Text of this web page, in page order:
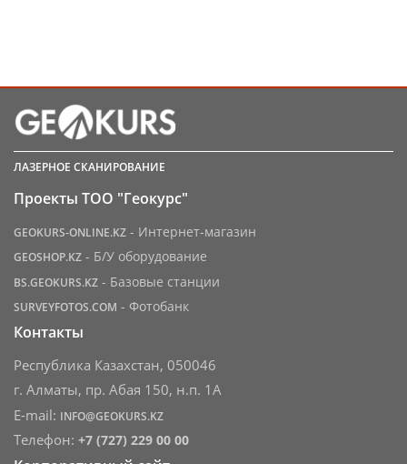
ЛАЗЕРНОЕ СКАНИРОВАНИЕ
Проекты ТОО "Геокурс"
GEOKURS-ONLINE.KZ - Интернет-магазин
GEOSHOP.KZ - Б/У оборудование
BS.GEOKURS.KZ - Базовые станции
SURVEYFOTOS.COM - Фотобанк
Контакты
Республика Казахстан, 050046
г. Алматы, пр. Абая 150, н.п. 1А
E-mail: INFO@GEOKURS.KZ
Телефон: +7 (727) 229 00 00